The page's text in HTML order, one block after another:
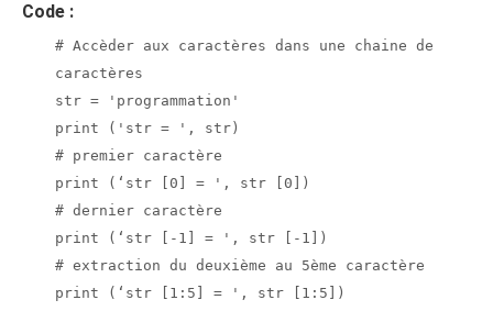
Code :
# Accèder aux caractères dans une chaine de
caractères
str = 'programmation'
print ('str = ', str)
# premier caractère
print (‘str [0] = ', str [0])
# dernier caractère
print (‘str [-1] = ', str [-1])
# extraction du deuxième au 5ème caractère
print (‘str [1:5] = ', str [1:5])